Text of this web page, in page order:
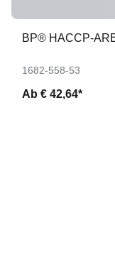
BP® HACCP-
1682-558-53
Ab € 42,64*